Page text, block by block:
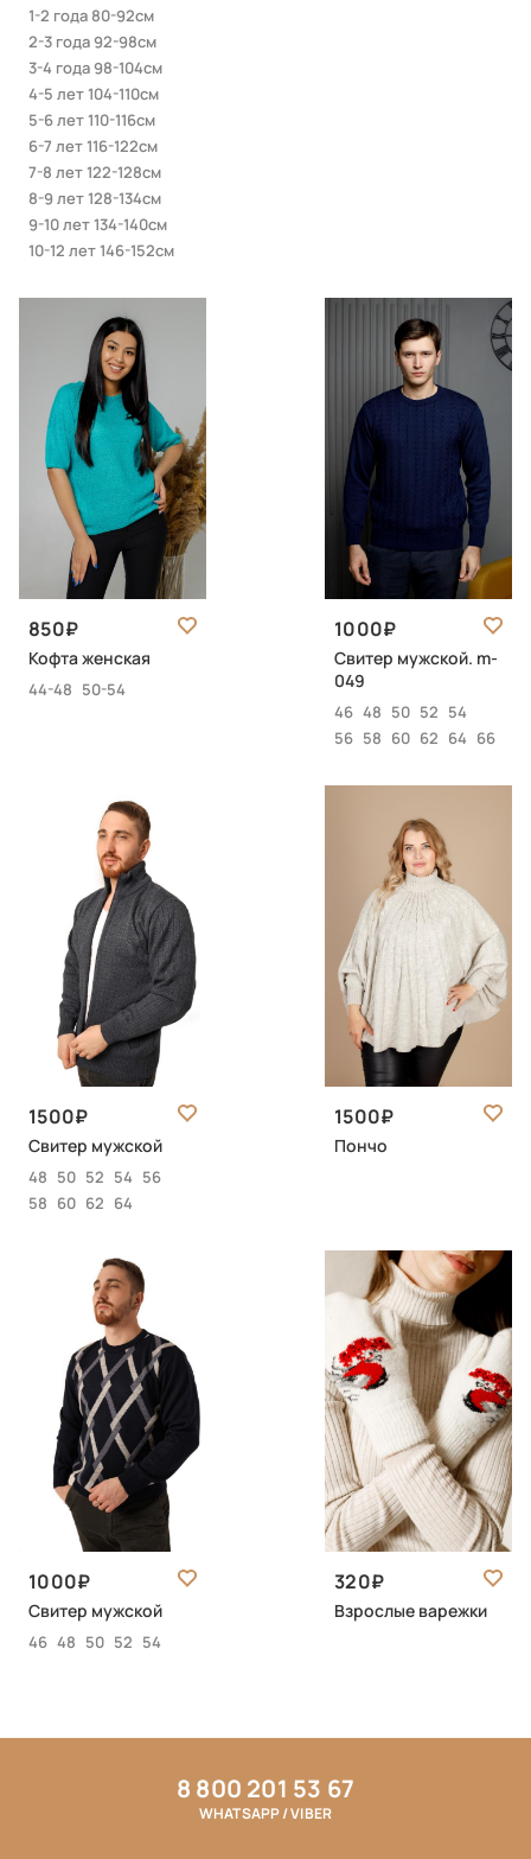
1-2 года 80-92см
2-3 года 92-98см
3-4 года 98-104см
4-5 лет 104-110см
5-6 лет 110-116см
6-7 лет 116-122см
7-8 лет 122-128см
8-9 лет 128-134см
9-10 лет 134-140см
10-12 лет 146-152см
850
Кофта женская
44-48 50-54
1000
Свитер мужской. m-
049
46 48 50 52 54
56 58 60 62 64 66
1500
Свитер мужской
48 50 52 54 56
58 60 62 64
1500
Пончо
1000
Свитер мужской
46 48 50 52 54
320
Взрослые варежки
8 800 201 53 67
WHATSAPP / VIBER